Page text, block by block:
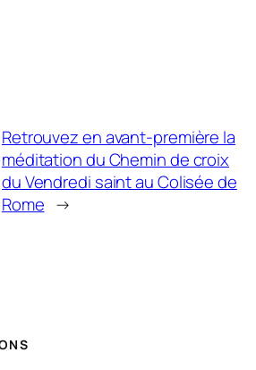
Retrouvez en avant-première la
méditation du Chemin de croix
du Vendredi saint au Colisée de
Rome →